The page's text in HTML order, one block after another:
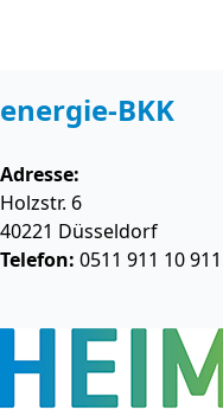
energie-BKK
Adresse:
Holzstr. 6
40221 Düsseldorf
Telefon: 0511 911 10 911